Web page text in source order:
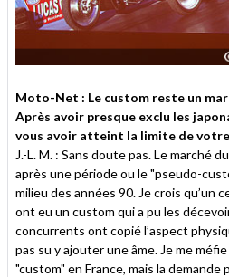
Moto-Net : Le custom reste un
Après avoir presque exclu les
vous avoir atteint la limite de
J.-L. M. : Sans doute pas. Le marché
après une période ou le "pseudo-
milieu des années 90. Je crois qu’un
ont eu un custom qui a pu les
concurrents ont copié l’aspect
pas su y ajouter une âme. Je me
"custom" en France, mais la